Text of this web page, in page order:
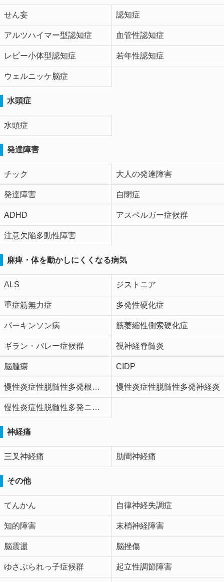
せん妄 認知症
アルツハイマー型認知症 血管性認知症
レビー小体型認知症 若年性認知症
ウェルニッケ脳症
水頭症
水頭症
発達障害
チック 大人の発達障害
発達障害 自閉症
ADHD アスペルガー症候群
注意欠陥多動性障害
麻痺・体を動かしにくくなる病気
ALS ジストニア
重症筋無力症 多発性硬化症
パーキンソン病 筋萎縮性側索硬化症
ギラン・バレー症候群 視神経脊髄炎
脳腫瘍 CIDP
慢性炎症性脱髄性多発根神経炎 慢性炎症性脱髄性多発神経炎
慢性炎症性脱髄性多発ニューロパチー
神経痛
三叉神経痛 肋間神経痛
その他
てんかん 自律神経失調症
知的障害 末梢神経障害
脳震盪 脳挫傷
ゆさぶられっ子症候群 起立性調節障害